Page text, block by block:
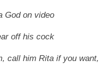
God on video
off his cock
call him Rita if you